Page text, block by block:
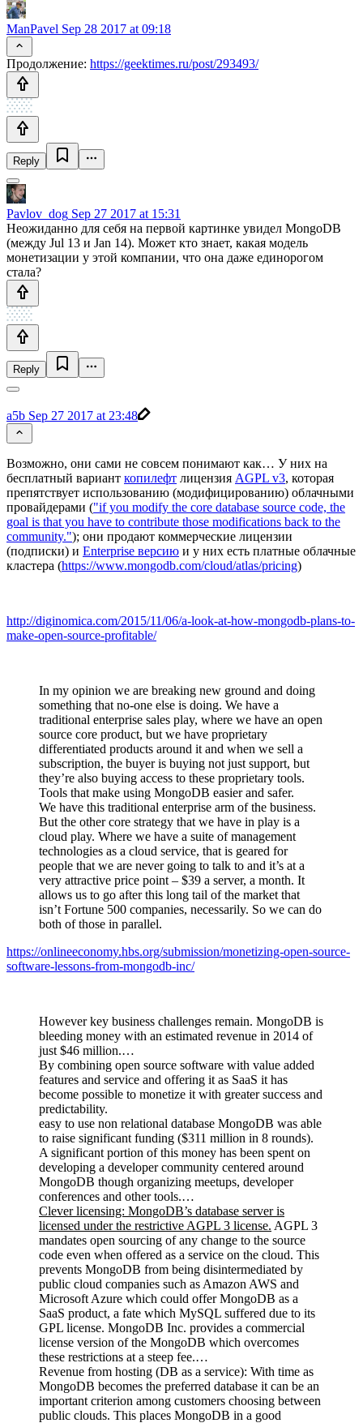
ManPavel Sep 28 2017 at 09:18
Продолжение: https://geektimes.ru/post/293493/
Reply
Pavlov_dog Sep 27 2017 at 15:31
Неожиданно для себя на первой картинке увидел MongoDB
(между Jul 13 и Jan 14). Может кто знает, какая модель
монетизации у этой компании, что она даже единорогом
стала?
Reply
a5b Sep 27 2017 at 23:48
Возможно, они сами не совсем понимают как… У них на
бесплатный вариант копилефт лицензия AGPL v3, которая
препятствует использованию (модифицированию) облачными
провайдерами ("if you modify the core database source code, the
goal is that you have to contribute those modifications back to the
community."); они продают коммерческие лицензии
(подписки) и Enterprise версию и у них есть платные облачные
кластера (https://www.mongodb.com/cloud/atlas/pricing)
http://diginomica.com/2015/11/06/a-look-at-how-mongodb-plans-to-
make-open-source-profitable/
In my opinion we are breaking new ground and doing
something that no-one else is doing. We have a
traditional enterprise sales play, where we have an open
source core product, but we have proprietary
differentiated products around it and when we sell a
subscription, the buyer is buying not just support, but
they’re also buying access to these proprietary tools.
Tools that make using MongoDB easier and safer.
We have this traditional enterprise arm of the business.
But the other core strategy that we have in play is a
cloud play. Where we have a suite of management
technologies as a cloud service, that is geared for
people that we are never going to talk to and it’s at a
very attractive price point – $39 a server, a month. It
allows us to go after this long tail of the market that
isn’t Fortune 500 companies, necessarily. So we can do
both of those in parallel.
https://onlineeconomy.hbs.org/submission/monetizing-open-source-
software-lessons-from-mongodb-inc/
However key business challenges remain. MongoDB is
bleeding money with an estimated revenue in 2014 of
just $46 million.…
By combining open source software with value added
features and service and offering it as SaaS it has
become possible to monetize it with greater success and
predictability.
easy to use non relational database MongoDB was able
to raise significant funding ($311 million in 8 rounds).
A significant portion of this money has been spent on
developing a developer community centered around
MongoDB though organizing meetups, developer
conferences and other tools.…
Clever licensing: MongoDB’s database server is
licensed under the restrictive AGPL 3 license. AGPL 3
mandates open sourcing of any change to the source
code even when offered as a service on the cloud. This
prevents MongoDB from being disintermediated by
public cloud companies such as Amazon AWS and
Microsoft Azure which could offer MongoDB as a
SaaS product, a fate which MySQL suffered due to its
GPL license. MongoDB Inc. provides a commercial
license version of the MongoDB which overcomes
these restrictions at a steep fee.…
Revenue from hosting (DB as a service): With time as
MongoDB becomes the preferred database it can be an
important criterion among customers choosing between
public clouds. This places MongoDB in a good